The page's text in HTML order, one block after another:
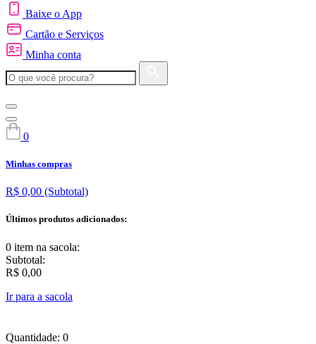
Baixe o App
Cartão e Serviços
Minha conta
0
Minhas compras
R$ 0,00 (Subtotal)
Últimos produtos adicionados:
0 item na sacola:
Subtotal:
R$ 0,00
Ir para a sacola
Quantidade: 0